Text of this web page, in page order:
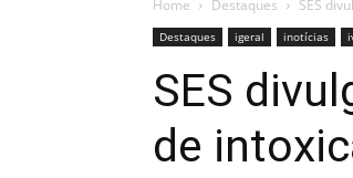
Home Destaques SES
Destaques igeral inotícias
SES
de